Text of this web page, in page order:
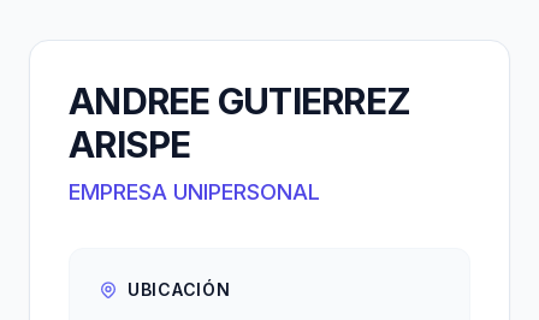
ANDREE GUTIERREZ
ARISPE
EMPRESA UNIPERSONAL
UBICACIÓN